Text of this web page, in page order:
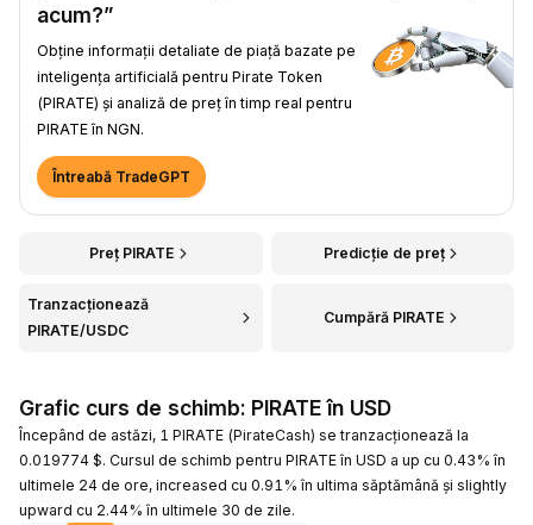
acum?”
Obține informații detaliate de piață bazate pe
inteligența artificială pentru Pirate Token
(PIRATE) și analiză de preț în timp real pentru
PIRATE în NGN.
Întreabă TradeGPT
Preț PIRATE Predicție de preț
Tranzacționează
PIRATE/USDC
Cumpără PIRATE
Grafic curs de schimb: PIRATE în USD
Începând de astăzi, 1 PIRATE (PirateCash) se tranzacționează la
0.019774 $. Cursul de schimb pentru PIRATE în USD a up cu 0.43% în
ultimele 24 de ore, increased cu 0.91% în ultima săptămână și slightly
upward cu 2.44% în ultimele 30 de zile.